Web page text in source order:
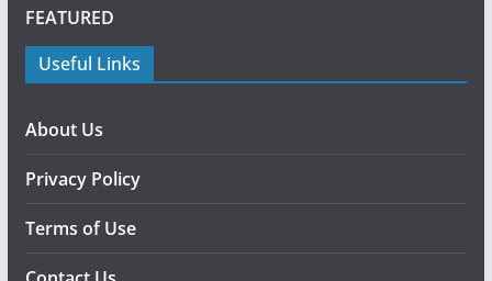
FEATURED
Useful Links
About Us
Privacy Policy
Terms of Use